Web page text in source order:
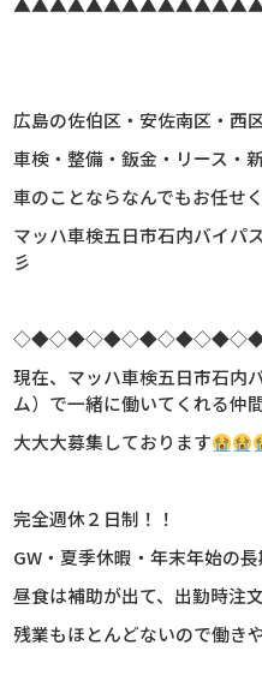
広島の佐伯区・安佐南区・西
車検・整備・鈑金・リース・
車のことならなんでもお任せ
マッハ車検五日市石内バイパ
彡
現在、マッハ車検五日市石内
ム）で一緒に働いてくれる仲
大大大募集しております
完全週休２日制！！
GW・夏季休暇・年末年始の
昼食は補助が出て、出勤時注
残業もほとんどないので働き